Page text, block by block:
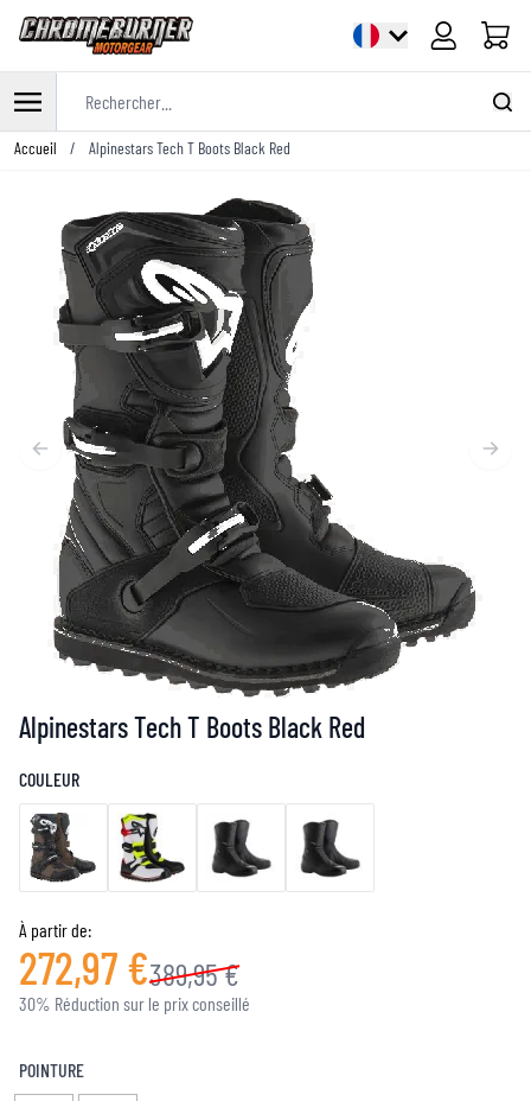
Panier
Allez au contenu
Accueil / Alpinestars Tech T Boots Black Red
Alpinestars Tech T Boots Black Red
COULEUR
À partir de:
272,97 €389,95 €
30% Réduction sur le prix conseillé
POINTURE